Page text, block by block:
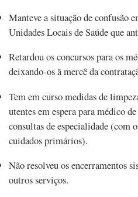
Manteve a situação de confusão
Unidades Locais de Saúde que
Retardou os concursos para os
deixando-os à mercê da
Tem em curso medidas de
utentes em espera para médico
consultas de especialidade (com
cuidados primários).
Não resolveu os encerramentos
outros serviços.